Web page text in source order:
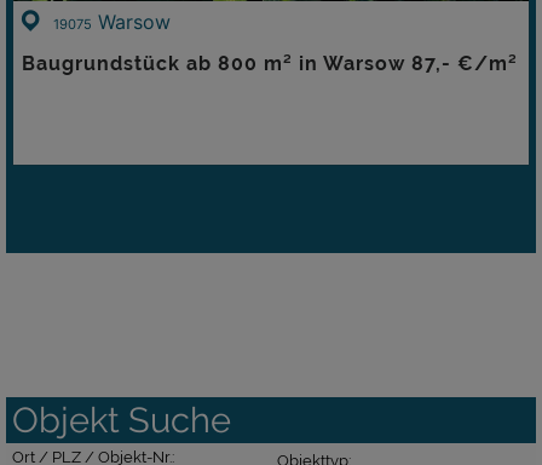
19075 Warsow
Baugrundstück ab 800 m² in Warsow 87,- €/m²